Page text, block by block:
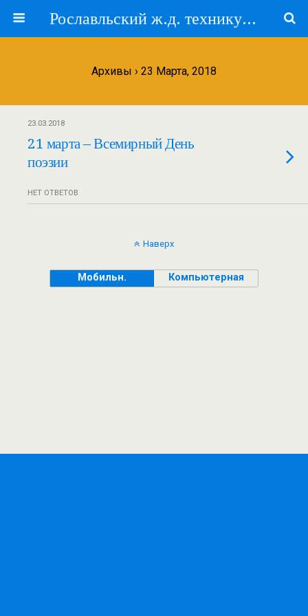
Рославльский ж.д. техникум — филиал ПГУПС
Архивы › 23 Марта, 2018
23.03.2018
21 марта – Всемирный День
поэзии
НЕТ ОТВЕТОВ
Наверх
Мобильн. Компьютерная